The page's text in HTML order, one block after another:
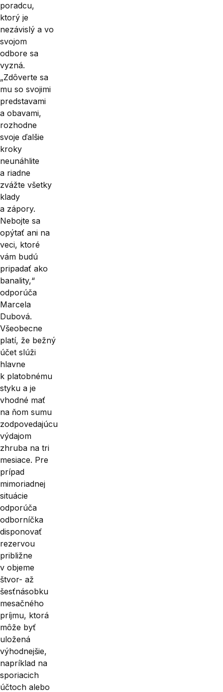
poradcu,
ktorý je
nezávislý a vo
svojom
odbore sa
vyzná.
„Zdôverte sa
mu so svojimi
predstavami
a obavami,
rozhodne
svoje ďalšie
kroky
neunáhlite
a riadne
zvážte všetky
klady
a zápory.
Nebojte sa
opýtať ani na
veci, ktoré
vám budú
pripadať ako
banality,“
odporúča
Marcela
Dubová.
Všeobecne
platí, že bežný
účet slúži
hlavne
k platobnému
styku a je
vhodné mať
na ňom sumu
zodpovedajúcu
výdajom
zhruba na tri
mesiace. Pre
prípad
mimoriadnej
situácie
odporúča
odborníčka
disponovať
rezervou
približne
v objeme
štvor- až
šesťnásobku
mesačného
príjmu, ktorá
môže byť
uložená
výhodnejšie,
napríklad na
sporiacich
účtoch alebo